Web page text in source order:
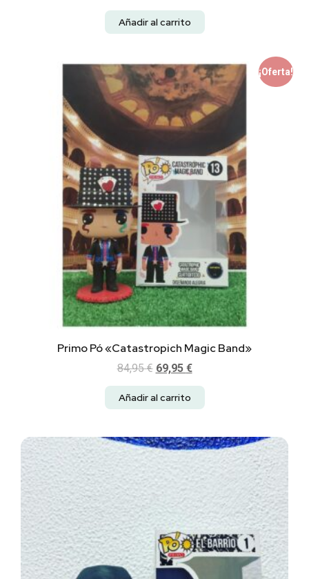
Añadir al carrito
¡Oferta!
Primo Pó «Catastropich Magic Band»
84,95€ 69,95 €
Añadir al carrito